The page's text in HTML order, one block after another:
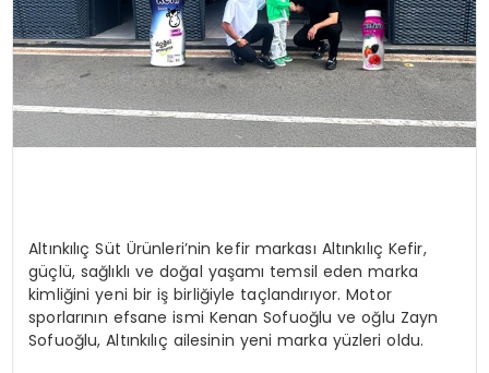
Altınkılıç Süt Ürünleri’nin kefir markası Altınkılıç Kefir,
güçlü, sağlıklı ve doğal yaşamı temsil eden marka
kimliğini yeni bir iş birliğiyle taçlandırıyor. Motor
sporlarının efsane ismi Kenan Sofuoğlu ve oğlu Zayn
Sofuoğlu, Altınkılıç ailesinin yeni marka yüzleri oldu.